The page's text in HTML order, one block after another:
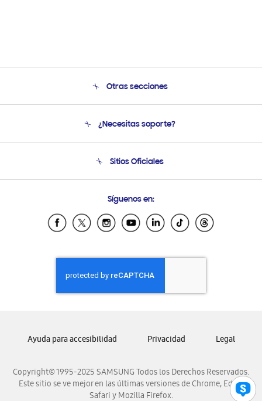
Otras secciones
Soporte
¿Necesitas soporte?
Soporte vía eMail
Sitios Oficiales
Samsung Ecuador
Samsung El Salvador
Samsung Honduras
Samsung Nicaragua
Samsung Panamá
Samsung Venezuela
Síguenos en:
Copyright© 1995-2025 SAMSUNG Todos los Derechos Reservados.
Este sitio se ve mejor en las últimas versiones de Chrome, Edge,
Safari y Mozilla Firefox.
Ayuda para accesibilidad Privacidad Legal